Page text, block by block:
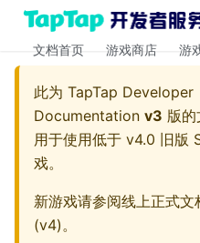
文档首页 游戏商店 游
此为 TapTap Developer
Documentation v3 版
用于使用低于 v4.0 旧版
戏。
新游戏请参阅线上正式文
(v4)。